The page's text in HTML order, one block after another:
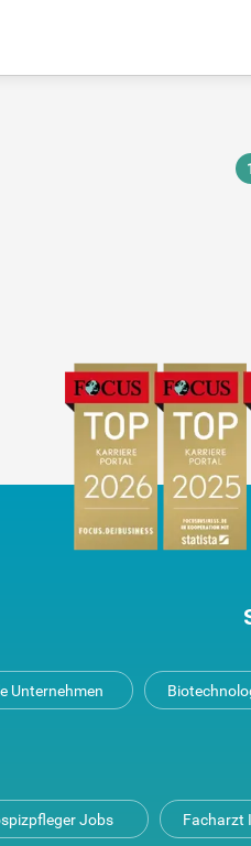
Unternehmen
Jobs Facharzt